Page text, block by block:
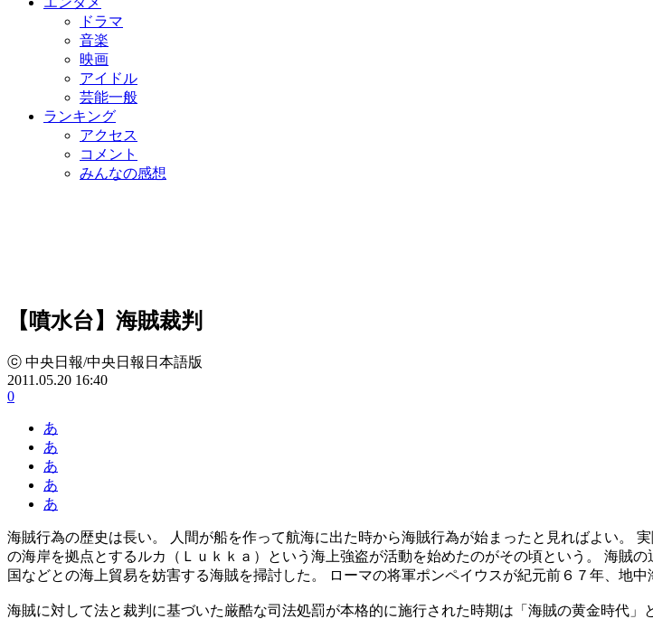
ドラマ
音楽
映画
アイドル
芸能一般
ランキング
アクセス
コメント
みんなの感想
【噴水台】海賊裁判
ⓒ 中央日報/中央日報日本語版
2011.05.20 16:40
0
あ
あ
あ
あ
あ
海賊行為の歴史は長い。 人間が船を作って航海に出た時から海賊行為が始まったと見ればよい。
の海岸を拠点とするルカ（Ｌｕｋｋａ）という海上強盗が活動を始めたのがその頃という。 海賊
国などとの海上貿易を妨害する海賊を掃討した。 ローマの将軍ポンペイウスが紀元前６７年、地中
海賊に対して法と裁判に基づいた厳酷な司法処罰が本格的に施行された時期は「海賊の黄金時代